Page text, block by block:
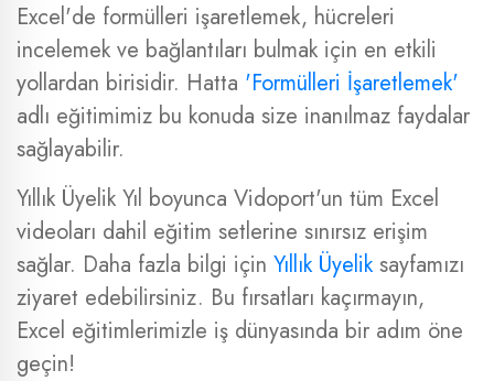
Excel'de formülleri işaretlemek, hücreleri
incelemek ve bağlantıları bulmak için en etkili
yollardan birisidir. Hatta 'Formülleri İşaretlemek'
adlı eğitimimiz bu konuda size inanılmaz faydalar
sağlayabilir.
Yıllık Üyelik Yıl boyunca Vidoport'un tüm Excel
videoları dahil eğitim setlerine sınırsız erişim
sağlar. Daha fazla bilgi için Yıllık Üyeliksayfamızı
ziyaret edebilirsiniz. Bu fırsatları kaçırmayın,
Excel eğitimlerimizle iş dünyasında bir adım öne
geçin!